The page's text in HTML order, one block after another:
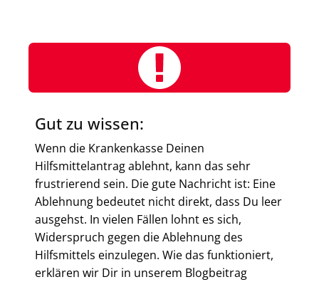
Gut zu wissen:
Wenn die Krankenkasse Deinen
Hilfsmittelantrag ablehnt, kann das sehr
frustrierend sein. Die gute Nachricht ist: Eine
Ablehnung bedeutet nicht direkt, dass Du leer
ausgehst. In vielen Fällen lohnt es sich,
Widerspruch gegen die Ablehnung des
Hilfsmittels einzulegen. Wie das funktioniert,
erklären wir Dir in unserem Blogbeitrag